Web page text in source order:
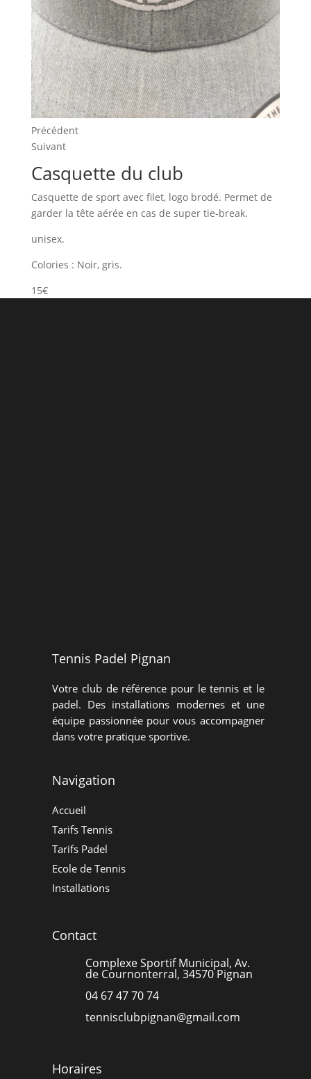
Précédent
Suivant
Casquette du club
Casquette de sport avec filet, logo brodé. Permet de
garder la tête aérée en cas de super tie-break.
unisex.
Colories : Noir, gris.
15€
Tennis Padel Pignan
Votre club de référence pour le tennis et le
padel. Des installations modernes et une
équipe passionnée pour vous accompagner
dans votre pratique sportive.
Navigation
Accueil
Tarifs Tennis
Tarifs Padel
Ecole de Tennis
Installations
Contact
Complexe Sportif Municipal, Av.
de Cournonterral, 34570 Pignan
04 67 47 70 74
tennisclubpignan@gmail.com
Horaires